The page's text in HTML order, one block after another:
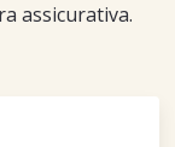
assicurativa.